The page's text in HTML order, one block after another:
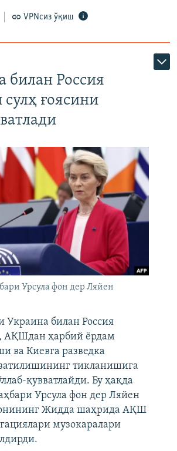
VPNсиз ўқиш
билан Россия
сулҳ ғоясини
Урсула фон дер Ляйен
Украина билан Россия
АҚШдан ҳарбий ёрдам
ва Киевга разведка
тикланишига
қувватлайди. Бу ҳақда
Урсула фон дер Ляйен
Жидда шаҳрида АҚШ
музокаралари